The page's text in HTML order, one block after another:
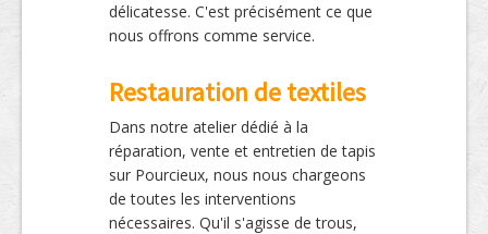
délicatesse. C'est précisément ce que
nous offrons comme service.
Restauration de textiles
Dans notre atelier dédié à la
réparation, vente et entretien de tapis
sur Pourcieux, nous nous chargeons
de toutes les interventions
nécessaires. Qu'il s'agisse de trous,